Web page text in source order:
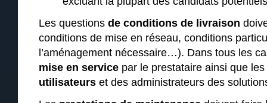
Les questions de conditions de livraison
conditions de mise en réseau, conditions
l’aménagement nécessaire…). Dans tous les
mise en service par le prestataire ainsi que les
utilisateurs et des administrateurs des